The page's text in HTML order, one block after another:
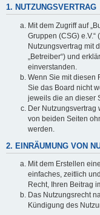
1. NUTZUNGSVERTRAG
Mit dem Zugriff auf
Gruppen (CSG)
Nutzungsvertrag mit
„Betreiber“) und
einverstanden.
Wenn Sie mit diesen
Sie das Board nicht
jeweils die an dieser
Der Nutzungsvertrag
von beiden Seiten
werden.
2. EINRÄUMUNG VON
Mit dem Erstellen
einfaches, zeitlich
Recht, Ihren Beitrag
Das Nutzungsrecht
Kündigung des